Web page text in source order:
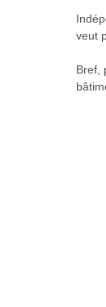
veut
Bref,